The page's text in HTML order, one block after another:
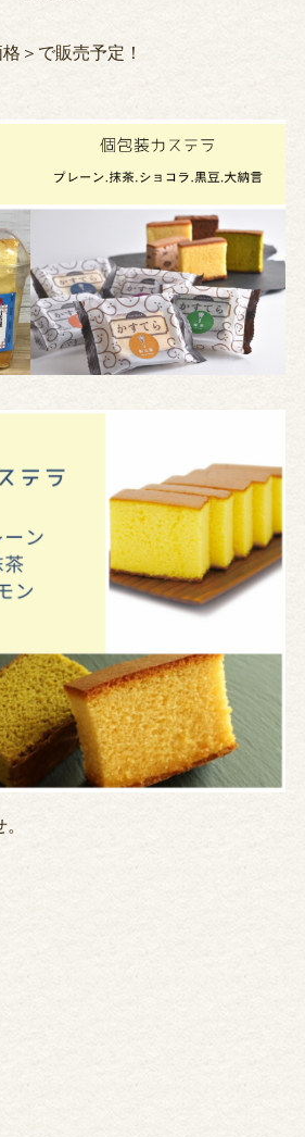
＞で販売予定！
。